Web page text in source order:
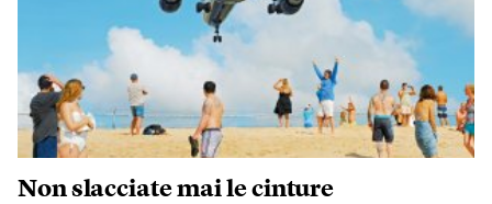
Non slacciate mai le cinture